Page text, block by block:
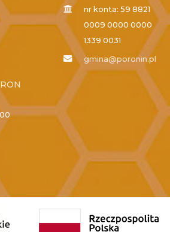
nr konta: 59 8821
0009 0000 0000
1339 0031
gmina@poronin.pl